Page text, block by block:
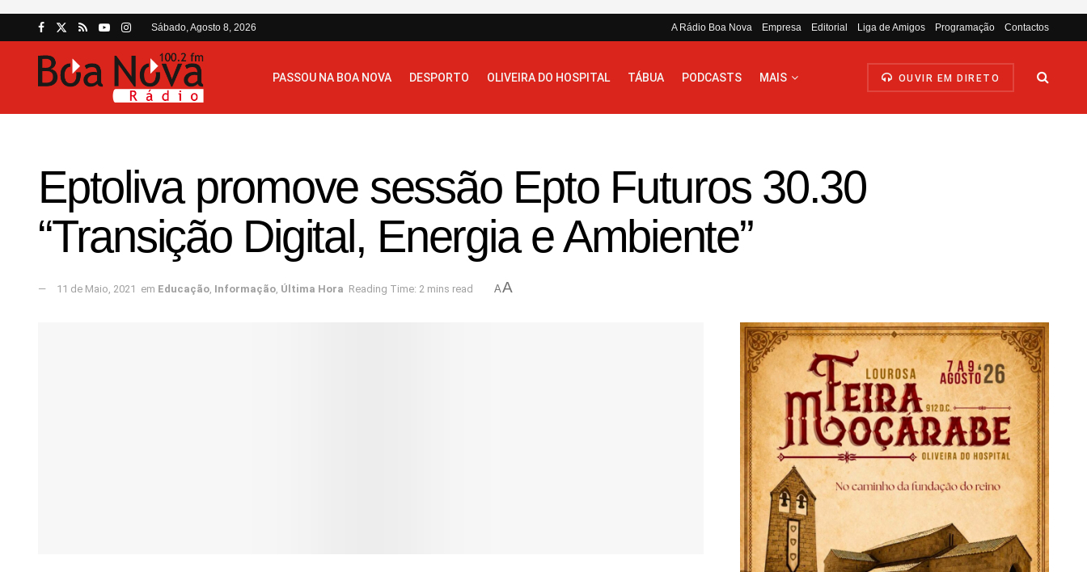
Sábado, Agosto 8, 2026 A Rádio Boa Nova Empresa Editorial Liga de Amigos Programação Contactos
PASSOU NA BOA NOVA DESPORTO OLIVEIRA DO HOSPITAL TÁBUA PODCASTS MAIS OUVIR EM DIRETO
Eptoliva promove sessão Epto Futuros 30.30
“Transição Digital, Energia e Ambiente”
11 de Maio, 2021 em Educação, Informação, Última Hora Reading Time: 2 mins read AA